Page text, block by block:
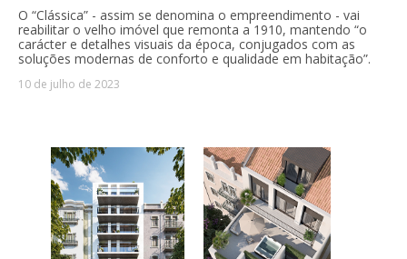
O “Clássica” - assim se denomina o empreendimento - vai
reabilitar o velho imóvel que remonta a 1910, mantendo “o
carácter e detalhes visuais da época, conjugados com as
soluções modernas de conforto e qualidade em habitação”.
10 de julho de 2023